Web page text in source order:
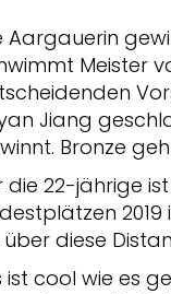
Aargauerin
Meister
Jiang
Bronze
die 22-jährige
2019
über diese
ist cool wie es